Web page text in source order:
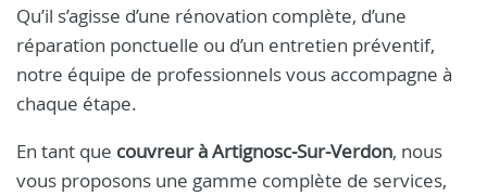
Qu’il s’agisse d’une rénovation complète, d’une
réparation ponctuelle ou d’un entretien préventif,
notre équipe de professionnels vous accompagne à
chaque étape.
En tant que couvreur à Artignosc‑Sur‑Verdon, nous
vous proposons une gamme complète de services,